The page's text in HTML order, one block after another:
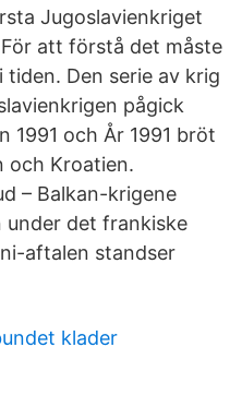
Jugoslavienkriget
att förstå det måste
tiden. Den serie av krig
pågick
1991 och År 1991 bröt
och Kroatien.
– Balkan-krigene
under det frankiske
aftalen standser
klader